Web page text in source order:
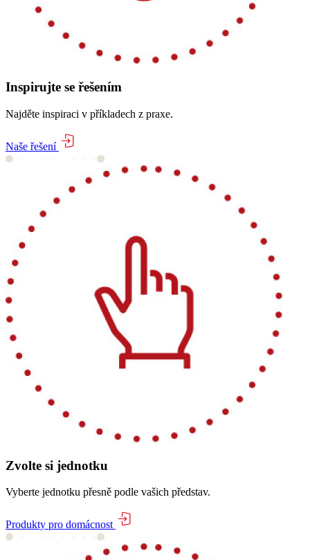
Inspirujte se řešením
Najděte inspiraci v příkladech z praxe.
Naše řešení
Zvolte si jednotku
Vyberte jednotku přesně podle vašich představ.
Produkty pro domácnost